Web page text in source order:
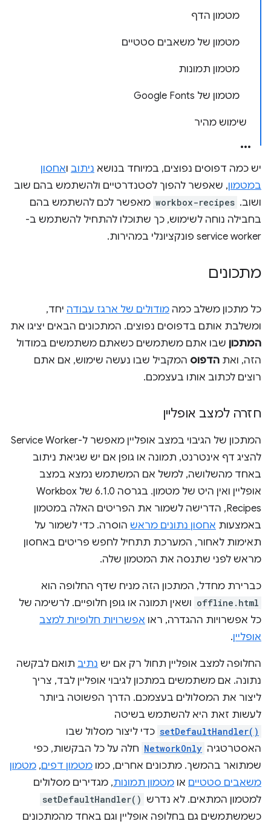
מטמון הדף
מטמון של משאבים סטטיים
מטמון תמונות
מטמון של Google Fonts
שימוש מהיר
יש כמה דפוסים נפוצים, במיוחד בנושא ניתוב ואחסון
במטמון, שאפשר להפוך לסטנדרטיים ולהשתמש בהם שוב
ושוב. workbox-recipes מאפשר לכם להשתמש בהם
בחבילה נוחה לשימוש, כך שתוכלו להתחיל להשתמש ב-
service worker פונקציונלי במהירות.
מתכונים
כל מתכון משלב כמה מודולים של ארגז עבודה יחד,
ומשלבת אותם בדפוסים נפוצים. המתכונים הבאים יציגו את
המתכון שבו אתם משתמשים כשאתם משתמשים במודול
הזה, ואת הדפוס המקביל שבו נעשה שימוש, אם אתם
רוצים לכתוב אותו בעצמכם.
חזרה למצב אופליין
המתכון של הגיבוי במצב אופליין מאפשר ל-Service Worker
להציג דף אינטרנט, תמונה או גופן אם יש שגיאת ניתוב
באחד מהשלושה, למשל אם המשתמש נמצא במצב
אופליין ואין היט של מטמון. בגרסה 6.1.0 של Workbox
Recipes, הדרישה לשמור את הפריטים האלה במטמון
באמצעות אחסון נתונים מראש הוסרה. כדי לשמור על
תאימות לאחור, המערכת תתחיל לחפש פריטים באחסון
מראש לפני שתנסה את המטמון שלה.
כברירת מחדל, המתכון הזה מניח שדף החלופה הוא
offline.html ושאין תמונה או גופן חלופיים. לרשימה של
כל אפשרויות ההגדרה, ראו אפשרויות חלופיות למצב
אופליין.
החלופה למצב אופליין תחול רק אם יש נתיב תואם לבקשה
נתונה. אם משתמשים במתכון לגיבוי אופליין לבד, צריך
ליצור את המסלולים בעצמכם. הדרך הפשוטה ביותר
לעשות זאת היא להשתמש בשיטה
setDefaultHandler() כדי ליצור מסלול שבו
האסטרטגיה NetworkOnly חלה על כל הבקשות, כפי
שמתואר בהמשך. מתכונים אחרים, כמו מטמון דפים, מטמון
משאבים סטטיים או מטמון תמונות, מגדירים מסלולים
למטמון המתאים. לא נדרש setDefaultHandler()
כשמשתמשים גם בחלופה אופליין וגם באחד מהמתכונים